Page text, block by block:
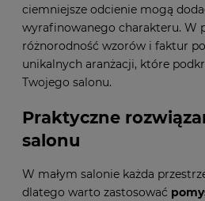
ciemniejsze odcienie mogą
wyrafinowanego charakteru. W
różnorodność wzorów i faktur
unikalnych aranżacji, które
Twojego salonu.
Praktyczne
salonu
W małym salonie każda
dlatego warto zastosować